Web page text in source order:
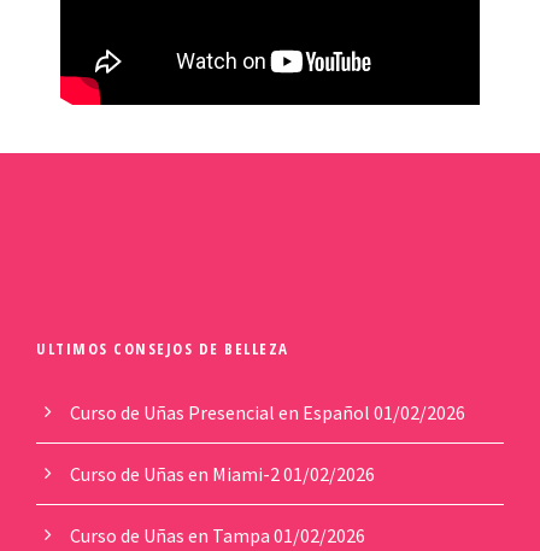
ULTIMOS CONSEJOS DE BELLEZA
Curso de Uñas Presencial en Español 01/02/2026
Curso de Uñas en Miami-201/02/2026
Curso de Uñas en Tampa 01/02/2026